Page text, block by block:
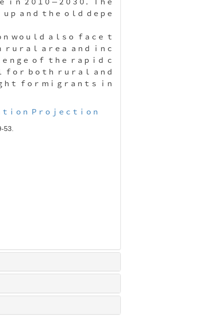
ｉｎ ２０１０－２０３０ ．Ｔｈｅ
ｐ ａｎｄ ｔｈｅ ｏｌｄ ｄｅｐｅ
ｗｏｕｌｄ ａｌｓｏ ｆａｃｅ ｔ
ｕｒａｌ ａｒｅａ ａｎｄ ｉｎｃ
ｎｇｅ ｏｆ ｔｈｅ ｒａｐｉｄ ｃ
ｆｏｒ ｂｏｔｈ ｒｕｒａｌ ａｎｄ
ｈｔ
ｆｏｒ ｍｉｇｒａｎｔｓ ｉｎ
ｔｉｏｎ Ｐｒｏｊｅｃｔｉｏｎ
53.